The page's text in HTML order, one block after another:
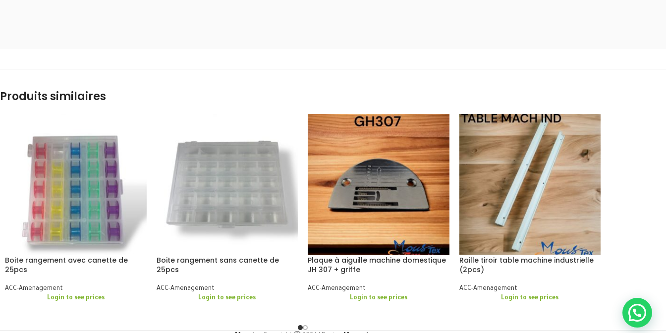
Produits similaires
Boite rangement avec canette de
25pcs
ACC-Amenagement
Login to see prices
Boite rangement sans canette de
25pcs
ACC-Amenagement
Login to see prices
Plaque à aiguille machine domestique
JH 307 + griffe
ACC-Amenagement
Login to see prices
Raille tiroir table machine industrielle
(2pcs)
ACC-Amenagement
Login to see prices